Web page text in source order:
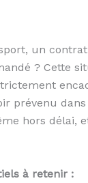
un
? Cette
prévenu
hors délai,
à retenir :